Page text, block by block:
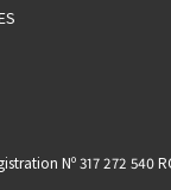
Nº 317 272 540